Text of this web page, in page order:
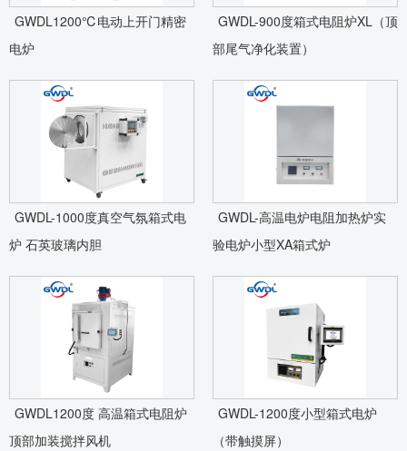
GWDL1200℃电动上开门精密
电炉
GWDL-900度箱式电阻炉XL（顶
部尾气净化装置）
GWDL-1000度真空气氛箱式电
炉 石英玻璃内胆
GWDL-高温电炉电阻加热炉实
验电炉小型XA箱式炉
GWDL1200度 高温箱式电阻炉
顶部加装搅拌风机
GWDL-1200度小型箱式电炉
（带触摸屏）